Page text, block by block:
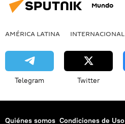
Mundo
AMÉRICA LATINA INTERNACIONAL
Telegram Twitter
Quiénes somos Condiciones de Uso